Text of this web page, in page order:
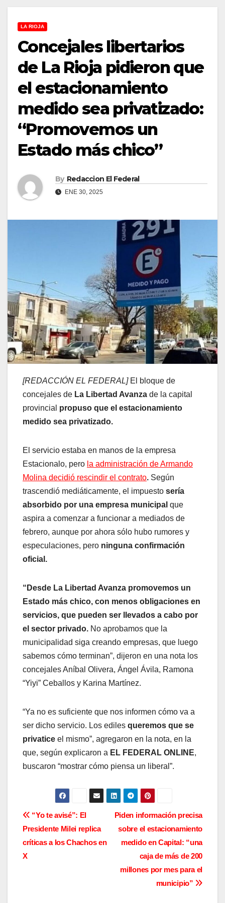
LA RIOJA
Concejales libertarios
de La Rioja pidieron que
el estacionamiento
medido sea privatizado:
“Promovemos un
Estado más chico”
By Redaccion El Federal
ENE 30, 2025
[REDACCIÓN EL FEDERAL]El bloque de
concejales de La Libertad Avanza de la capital
provincial propuso que el estacionamiento
medido sea privatizado.
El servicio estaba en manos de la empresa
Estacionalo, pero la administración de Armando
Molina decidió rescindir el contrato. Según
trascendió mediáticamente, el impuesto sería
absorbido por una empresa municipal que
aspira a comenzar a funcionar a mediados de
febrero, aunque por ahora sólo hubo rumores y
especulaciones, pero ninguna confirmación
oficial.
“Desde La Libertad Avanza promovemos un
Estado más chico, con menos obligaciones en
servicios, que pueden ser llevados a cabo por
el sector privado. No aprobamos que la
municipalidad siga creando empresas, que luego
sabemos cómo terminan”, dijeron en una nota los
concejales Aníbal Olivera, Ángel Ávila, Ramona
“Yiyi” Ceballos y Karina Martínez.
“Ya no es suficiente que nos informen cómo va a
ser dicho servicio. Los ediles queremos que se
privatice el mismo”, agregaron en la nota, en la
que, según explicaron a EL FEDERAL ONLINE,
buscaron “mostrar cómo piensa un liberal”.
N
a
v
Piden información precisa
sobre el estacionamiento
medido en Capital: “una
caja de más de 200
millones por mes para el
municipio”
“Yo te avisé”: El
Presidente Milei replica
críticas a los Chachos en
X